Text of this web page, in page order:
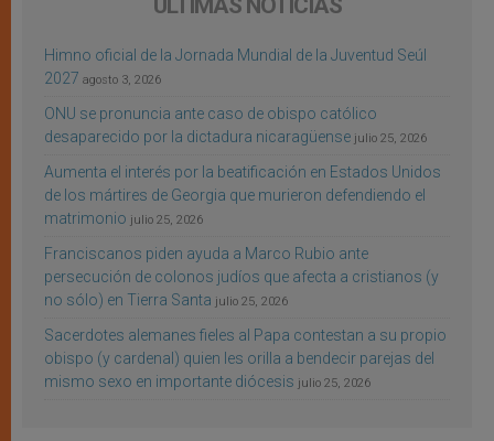
ÚLTIMAS NOTICIAS
Himno oficial de la Jornada Mundial de la Juventud Seúl
2027 agosto 3, 2026
ONU se pronuncia ante caso de obispo católico
desaparecido por la dictadura nicaragüense julio 25, 2026
Aumenta el interés por la beatificación en Estados Unidos
de los mártires de Georgia que murieron defendiendo el
matrimonio julio 25, 2026
Franciscanos piden ayuda a Marco Rubio ante
persecución de colonos judíos que afecta a cristianos (y
no sólo) en Tierra Santa julio 25, 2026
Sacerdotes alemanes fieles al Papa contestan a su propio
obispo (y cardenal) quien les orilla a bendecir parejas del
mismo sexo en importante diócesis julio 25, 2026